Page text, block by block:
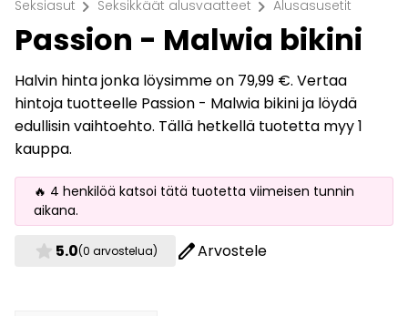
Seksiasut chevron_right Seksikkäät alusvaatteet chevron_right Alusasusetit
Passion - Malwia bikini
Halvin hinta jonka löysimme on 79,99 €. Vertaa
hintoja tuotteelle Passion - Malwia bikini ja löydä
edullisin vaihtoehto. Tällä hetkellä tuotetta myy 1
kauppa.
🔥 4 henkilöä katsoi tätä tuotetta viimeisen tunnin
aikana.
star 5.0(0 arvostelua) editArvostele